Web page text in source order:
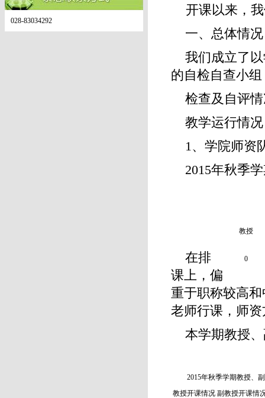
开课以来，
一、总体情况
我们成立了
的自检自查小
检查及自评
教学运行情况
1、学院师资
2015年秋季
教授
0
在排
课上，偏
重于职称较高
老师行课，师
本学期教授
2015年秋季学期教授、
教授开课情况 副教授开课情
028-83034292